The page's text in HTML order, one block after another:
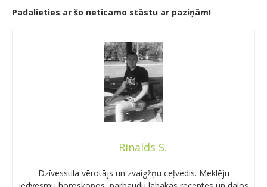
Padalieties ar šo neticamo stāstu ar paziņām!
Rinalds S.
Dzīvesstila vērotājs un zvaigžņu ceļvedis. Meklēju